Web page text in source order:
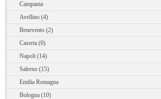
Campania
Avellino (4)
Benevento (2)
Caserta (0)
Napoli (14)
Salerno (15)
Emilia Romagna
Bologna (10)